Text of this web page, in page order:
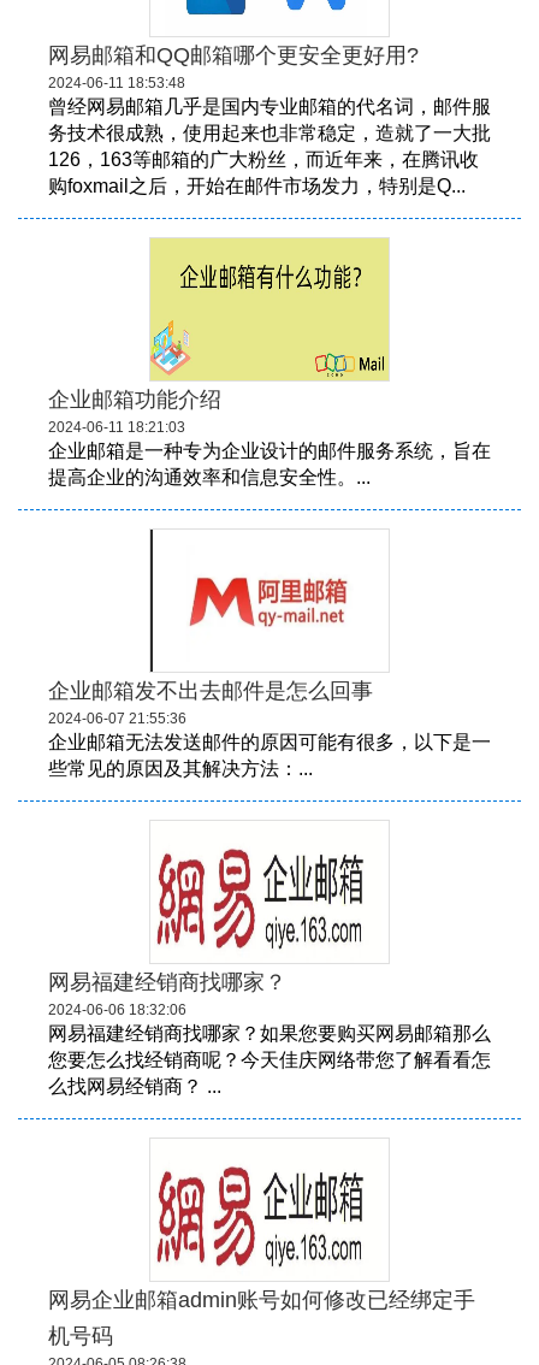
网易邮箱和QQ邮箱哪个更安全更好用?
2024-06-11 18:53:48
曾经网易邮箱几乎是国内专业邮箱的代名词，邮件服
务技术很成熟，使用起来也非常稳定，造就了一大批
126，163等邮箱的广大粉丝，而近年来，在腾讯收
购foxmail之后，开始在邮件市场发力，特别是Q...
企业邮箱功能介绍
2024-06-11 18:21:03
企业邮箱是一种专为企业设计的邮件服务系统，旨在
提高企业的沟通效率和信息安全性。...
企业邮箱发不出去邮件是怎么回事
2024-06-07 21:55:36
企业邮箱无法发送邮件的原因可能有很多，以下是一
些常见的原因及其解决方法：...
网易福建经销商找哪家？
2024-06-06 18:32:06
网易福建经销商找哪家？如果您要购买网易邮箱那么
您要怎么找经销商呢？今天佳庆网络带您了解看看怎
么找网易经销商？ ...
网易企业邮箱admin账号如何修改已经绑定手
机号码